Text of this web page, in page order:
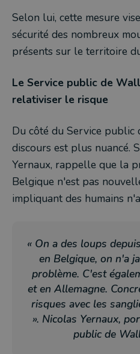
Selon lui, cette mesure
sécurité des nombreux
présents sur le territoire
Le Service public de
relativiser le risque
Du côté du Service
discours est plus nuancé.
Yernaux, rappelle que la
Belgique n'est pas
impliquant des humains
« On a des loups
en Belgique, on n'a
problème. C'est
et en Allemagne.
risques avec les
». Nicolas Yernaux,
public de